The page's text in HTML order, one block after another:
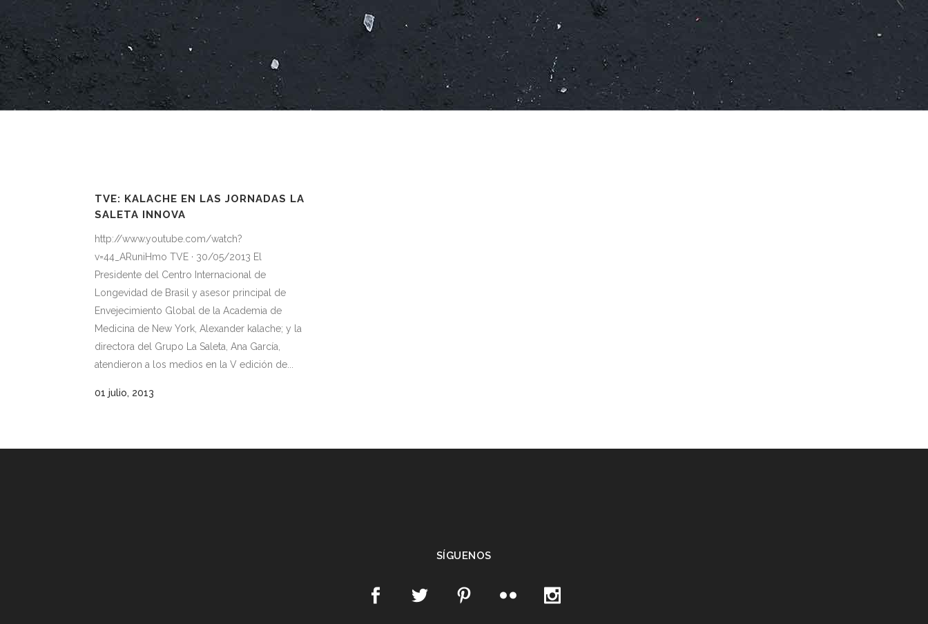
TVE: KALACHE EN LAS JORNADAS LA
SALETA INNOVA
http://www.youtube.com/watch?
v=44_ARuniHmo TVE · 30/05/2013 El
Presidente del Centro Internacional de
Longevidad de Brasil y asesor principal de
Envejecimiento Global de la Academia de
Medicina de New York, Alexander kalache; y la
directora del Grupo La Saleta, Ana García,
atendieron a los medios en la V edición de...
01 julio, 2013
SÍGUENOS